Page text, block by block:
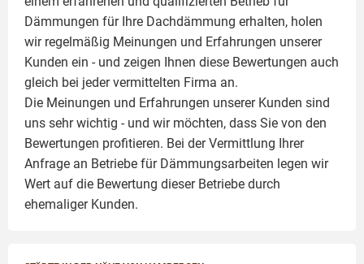
Dämmungen für Ihre Dachdämmung erhalten, holen
wir regelmäßig Meinungen und Erfahrungen unserer
Kunden ein - und zeigen Ihnen diese Bewertungen auch
gleich bei jeder vermittelten Firma an.
Die Meinungen und Erfahrungen unserer Kunden sind
uns sehr wichtig - und wir möchten, dass Sie von den
Bewertungen profitieren. Bei der Vermittlung Ihrer
Anfrage an Betriebe für Dämmungsarbeiten legen wir
Wert auf die Bewertung dieser Betriebe durch
ehemaliger Kunden.